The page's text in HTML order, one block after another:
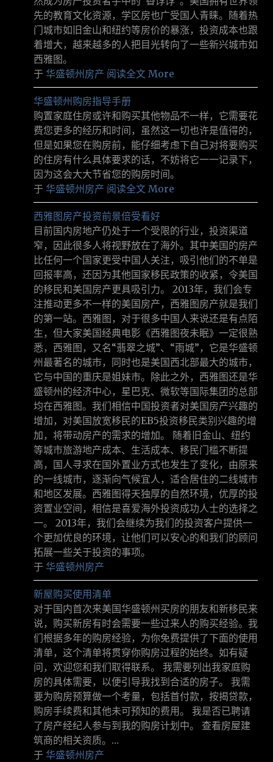
先的教育文化资源，学区房也广受国人青睐。随着热
门城市如旧金山和纽约等房价的暴涨，投资成本也跟
着增大，越来越多的人把目光转向了一些新兴城市如
西雅图。
于 华盛顿州房产 阅读全文 More
华盛顿州购房指导手册
购置家庭住房或许和购买其他物品不一样，它需要花
费您更多的经历和时间，虽然这一切也许是值得的，
但是如果您在购房前，能仔细考虑下自己对将要购买
的住房有什么具体要求的话，不妨将它一一记录下，
因为这会大大节省您的购房时间。
于 华盛顿州房产 阅读全文 More
西雅图房产投资前景倍受看好
目前国内房地产仍处于一个受限的行业，投资渠道
窄，因此很多人将视野放在了海外。其中美国的房产
比任何一个国家更受中国人关注，吸引他们的不单是
回报率高，还因为其他国家移民政策的收紧，令美国
的移民和美国房产更具吸引力。 2013年，我们会专
注推动更多不一样的美国房产，西雅图房产就是我们
的第一站。西雅图，对于很多中国人来说还是有点陌
生，但大家美国经典电影《西雅图夜未眠》一定很熟
悉，西雅图，又名“翡翠之城”、“雨城”，它是华盛顿
州最著名的城市，同时也是美国西北部最大的城市，
它与中国的重庆是姐妹市。除此之外，西雅图还是华
盛顿州的经济中心，星巴克、微软等国际集团的总部
均在西雅图。我们相信中国投资者对美国房产兴趣的
增加，对美国放宽移民的EB5投资移民类别兴趣的增
加，将带动房产的需求的增加。 随着旧金山、纽约
等城市旅游地产成本、生活成本、移民门槛不断提
高，国人寻求在国外置业方式也发生了变化，由原来
的一线城市，逐渐向气候宜人，适合居住的二线城市
和地区发展。西雅图得天独厚的自然环境，优厚的投
资置业空间，相信是喜爱海外投资成功人士的选择之
一。 2013年，我们会继续为我们的投资客户提供一
个更加优良的环境，让他们可以安心的和我们的顾问
拓展一些关于投资的事项。
于 华盛顿州房产
新屋购买使用清单
对于国内首次来美国华盛顿州买房的朋友和新移民来
说，购买新房有时会需要一些过来人的购买经验。我
们根据多年的购房经验，为你免费提供了下面的使用
清单，这个清单将贯穿你购房过程的始终。如有疑
问，欢迎您和我们取得联系。 我需要列出我家庭购
房的具体需要，以便引导我找到合适的房子。 我需
要为购房预算做一个考量，包括首付款，按揭贷款，
购房手续费和其他未可预知的费用。 我是否已聘请
了房产经纪人参与到我的购房计划中。 查看房屋建
筑商的相关资质。…
于 华盛顿州房产